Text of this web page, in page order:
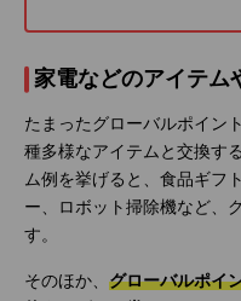
家電などのアイテム
たまったグローバルポイン
種多様なアイテムと交換す
ム例を挙げると、食品ギフ
ー、ロボット掃除機など、
す。
そのほか、 グローバルポイ